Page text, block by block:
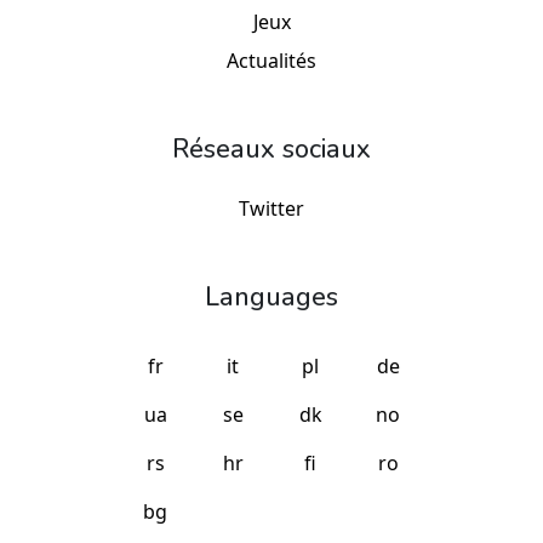
Jeux
Actualités
Réseaux sociaux
Twitter
Languages
fr it pl
de
ua
se dk
no
rs
hr fi
ro
bg